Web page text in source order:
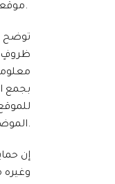
موقعنا يحترم خصوصيّتك ويسعى لحماية بياناتك الشخصية.
توضح
ظروفٍ
بجمع
الموضحة في هذه السياسة.
إن